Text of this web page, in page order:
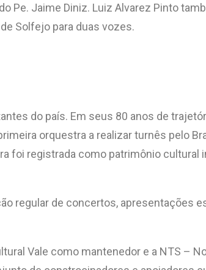
Pe. Jaime Diniz. Luiz Alvarez Pinto
Solfejo para duas vozes.
do país. Em seus 80 anos de
orquestra a realizar turnês pelo
foi registrada como patrimônio cultural
regular de concertos, apresentações
Vale como mantenedor e a NTS –